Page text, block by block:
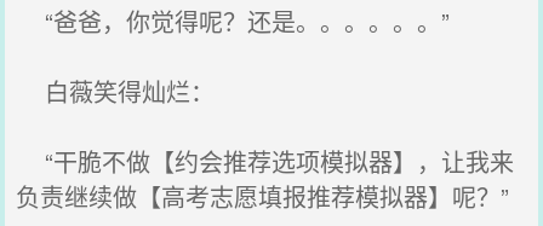
“爸爸，你觉得呢？还是。。。。。。”
白薇笑得灿烂：
“干脆不做【约会推荐选项模拟器】，让我来
负责继续做【高考志愿填报推荐模拟器】呢？”